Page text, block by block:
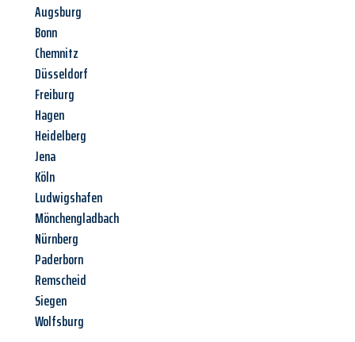
Augsburg
Bonn
Chemnitz
Düsseldorf
Freiburg
Hagen
Heidelberg
Jena
Köln
Ludwigshafen
Mönchengladbach
Nürnberg
Paderborn
Remscheid
Siegen
Wolfsburg